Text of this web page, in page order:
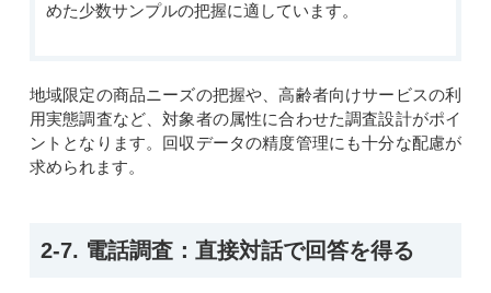
めた少数サンプルの把握に適しています。
地域限定の商品ニーズの把握や、高齢者向けサービスの利
用実態調査など、対象者の属性に合わせた調査設計がポイ
ントとなります。回収データの精度管理にも十分な配慮が
求められます。
2-7. 電話調査：直接対話で回答を得る